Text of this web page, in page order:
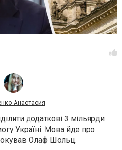
Анастасия
додаткові 3 мільярди
Україні. Мова йде про
Олаф Шольц.